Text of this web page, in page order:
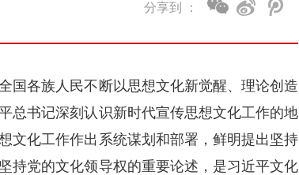
分享到 ：
国各族人民不断以思想文化新觉醒、理论创造
总书记深刻认识新时代宣传思想文化工作的地
文化工作作出系统谋划和部署，鲜明提出坚持
持党的文化领导权的重要论述，是习近平文化